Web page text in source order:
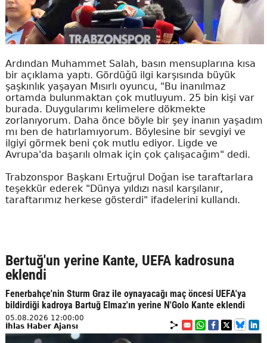
Ardından Muhammet Salah, basın mensuplarına kısa
bir açıklama yaptı. Gördüğü ilgi karşısında büyük
şaşkınlık yaşayan Mısırlı oyuncu, "Bu inanılmaz
ortamda bulunmaktan çok mutluyum. 25 bin kişi var
burada. Duygularımı kelimelere dökmekte
zorlanıyorum. Daha önce böyle bir şey inanın yaşadım
mı ben de hatırlamıyorum. Böylesine bir sevgiyi ve
ilgiyi görmek beni çok mutlu ediyor. Ligde ve
Avrupa'da başarılı olmak için çok çalışacağım" dedi.
Trabzonspor Başkanı Ertuğrul Doğan ise taraftarlara
teşekkür ederek "Dünya yıldızı nasıl karşılanır,
taraftarımız herkese gösterdi" ifadelerini kullandı.
Bertuğ'un yerine Kante, UEFA kadrosuna
eklendi
Fenerbahçe'nin Sturm Graz ile oynayacağı maç öncesi UEFA'ya
bildirdiği kadroya Bartuğ Elmaz'ın yerine N'Golo Kante eklendi
05.08.2026 12:00:00
İhlas Haber Ajansı